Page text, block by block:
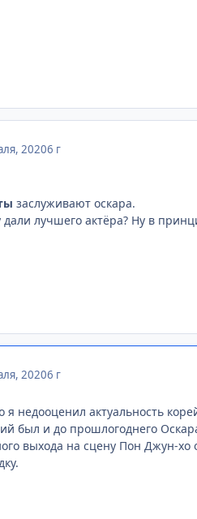
20206 г
заслуживают оскара.
дали лучшего актёра? Ну в
20206 г
я недооценил актуальность
был и до прошлогоднего
выхода на сцену Пон Джун-